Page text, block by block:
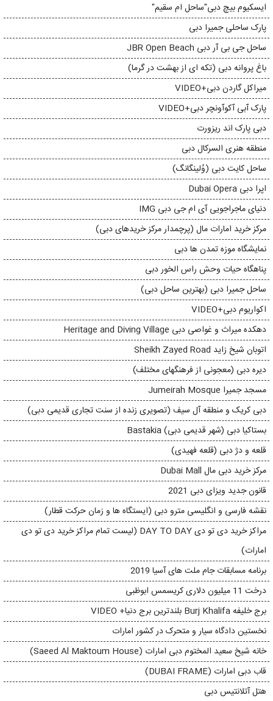
ایسکیوم بیچ دبی"ساحل ام سقیم"
پارک ساحلی جمیرا دبی
ساحل جی بی آر دبی JBR Open Beach
باغ پروانه دبی (تکه ای از بهشت در گرما)
میراکل گاردن دبی+VIDEO
پارک آبی آکوآونچر دبی+VIDEO
دبی پارک اند ریزورت
منطقه هنری السرکال دبی
ساحل کایت دبی (وُلینگانگ)
اپرا دبی Dubai Opera
دنیای ماجراجویی آی ام جی دبی IMG
مرکز خرید امارات مال (پرچمدار مرکز خریدهای دبی)
نمایشگاه موزه تمدن ها دبی
پناهگاه حیات وحش راس الخور دبی
ساحل جمیرا دبی (بهترین ساحل دبی)
اکواریوم دبی+VIDEO
دهکده میراث و غواصی دبی Heritage and Diving Village
اتوبان شیخ زاید Sheikh Zayed Road
دیره دبی (معجونی از فرهنگهای مختلف)
مسجد جمیرا Jumeirah Mosque
دبی کریک و منطقه آل سیف (تصویری زنده از سنت تجاری قدیمی دبی)
بستاکیا دبی (شهر قدیمی دبی) Bastakia
قلعه و دژ دبی (قلعه فهیدی)
مرکز خرید دبی مال Dubai Mall
قانون جدید ویزای دبی 2021
نقشه فارسی و انگلیسی مترو دبی (ایستگاه ها و زمان حرکت قطار)
مراکز خرید دی تو دی DAY TO DAY (لیست تمام مراکز خرید دی تو دی
امارات)
برنامه مسابقات جام ملت های آسیا 2019
درخت 11 میلیون دلاری کریسمس ابوظبی
برج خلیفه Burj Khalifa بلندترین برج دنیا+ VIDEO
نخستین دادگاه سیار و متحرک در کشور امارات
خانه شیخ سعید المختوم دبی امارات (Saeed Al Maktoum House)
قاب دبی امارات (DUBAI FRAME)
هتل آتلانتیس دبی